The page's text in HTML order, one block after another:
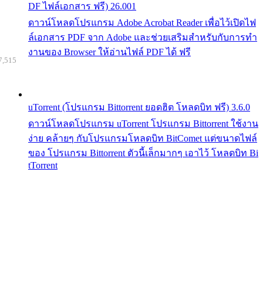
DF ไฟล์เอกสาร ฟรี) 26.001
ดาวน์โหลดโปรแกรม Adobe Acrobat Reader เพื่อไว้เปิดไฟ
ล์เอกสาร PDF จาก Adobe และช่วยเสริมสำหรับกับการทำ
งานของ Browser ให้อ่านไฟล์ PDF ได้ ฟรี
uTorrent (โปรแกรม Bittorrent ยอดฮิต โหลดบิท ฟรี) 3.6.0
ดาวน์โหลดโปรแกรม uTorrent โปรแกรม Bittorrent ใช้งาน
ง่าย คล้ายๆ กับโปรแกรมโหลดบิท BitComet แต่ขนาดไฟล์
ของ โปรแกรม Bittorrent ตัวนี้เล็กมากๆ เอาไว้ โหลดบิท Bi
tTorrent